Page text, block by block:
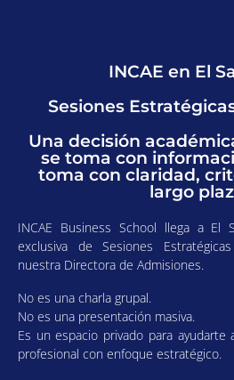
INCAE en El
Sesiones
Una decisión
se toma con
toma con claridad,
largo
INCAE Business School llega a El
exclusiva de Sesiones
nuestra Directora de Admisiones.
No es una charla grupal.
No es una presentación masiva.
Es un espacio privado para
profesional con enfoque estratégico.